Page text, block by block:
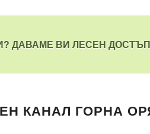
ДАВАМЕ ВИ ЛЕСЕН
КАНАЛ ГОРНА